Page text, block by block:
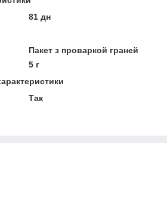
81 дн
Пакет з проваркой граней
5 г
Так